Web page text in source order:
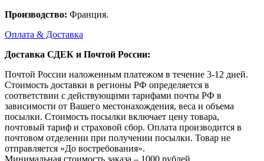
Производство: Франция.
Оплата & Доставка
Доставка СДЕК и Почтой России:
Почтой России наложенным платежом в течение 3-12 дней.
Стоимость доставки в регионы РФ определяется в
соответствии с действующими тарифами почты РФ в
зависимости от Вашего местонахождения, веса и объема
посылки. Стоимость посылки включает цену товара,
почтовый тариф и страховой сбор. Оплата производится в
почтовом отделении при получении посылки. Товар не
отправляется «До востребования».
Минимальная стоимость заказа – 1000 рублей.